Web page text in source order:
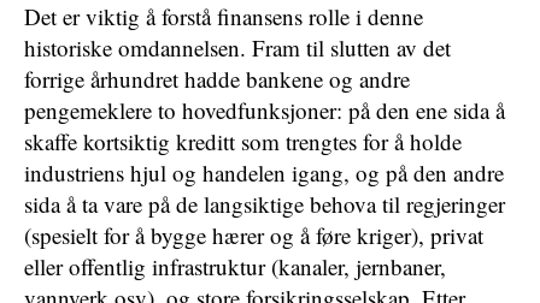
Det er viktig å forstå finansens rolle i denne
historiske omdannelsen. Fram til slutten av det
forrige århundret hadde bankene og andre
pengemeklere to hovedfunksjoner: på den ene sida å
skaffe kortsiktig kreditt som trengtes for å holde
industriens hjul og handelen igang, og på den andre
sida å ta vare på de langsiktige behova til regjeringer
(spesielt for å bygge hærer og å føre kriger), privat
eller offentlig infrastruktur (kanaler, jernbaner,